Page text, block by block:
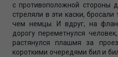
с противоположной стороны
стреляли в эти каски,
чем немцы. И вдруг, на
дорогу переметнулся
растянулся плашмя за
короткими очередями бил и